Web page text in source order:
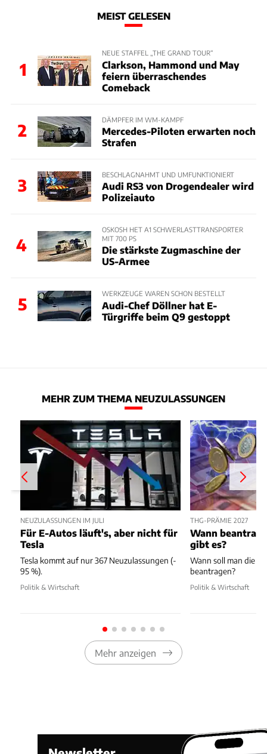
MEIST GELESEN
1
NEUE STAFFEL „THE GRAND TOUR“
Clarkson, Hammond und May
feiern überraschendes
Comeback
2
DÄMPFER IM WM-KAMPF
Mercedes-Piloten erwarten noch
Strafen
3
BESCHLAGNAHMT UND UMFUNKTIONIERT
Audi RS3 von Drogendealer wird
Polizeiauto
4
OSKOSH HET A1 SCHWERLASTTRANSPORTER
MIT 700 PS
Die stärkste Zugmaschine der
US-Armee
5
WERKZEUGE WAREN SCHON BESTELLT
Audi-Chef Döllner hat E-
Türgriffe beim Q9 gestoppt
MEHR ZUM THEMA NEUZULASSUNGEN
NEUZULASSUNGEN IM JULI
Für E-Autos läuft's, aber nicht für
Tesla
Tesla kommt auf nur 367 Neuzulassungen (-
95 %).
Politik & Wirtschaft
THG-PRÄMIE 2027
Wann
gibt es?
Wann soll man die
beantragen?
Politik & Wirtschaft
Mehr anzeigen